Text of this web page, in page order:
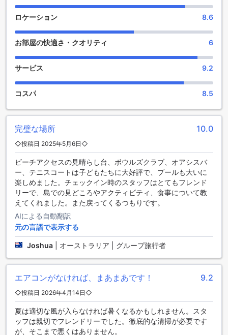
ず、ホテル内のバーは、洗練された雰囲気の中で多彩なドリ
ンクメニューを提供しており、友人や家族と共に楽しい時間
クテルを片手に、リラックスした夜をお楽しみいただけま
す。
また、広々とした庭は、自然の美しさを感じながらリフレッ
シュできるスペースです。緑豊かな環境の中で、静かな時間
ができます。さらに、ゲームルームも完備されており、ビリ
ヤードやテーブルゲームなどで、友人同士で競い合ったり、
テルでは、心温まるエンターテイメント体験を通じて、特別
な思い出を作ることができるでしょう。
パンダナス パームズ ホテルのスポーツ施設
パンダナス パームズ ホテルでは、アクティブな滞在を楽しむ
ための充実したスポーツ施設が揃っています。屋内プール
は、天候に関係なく泳ぎを楽しむことができる快適な空間で
す。リラックスした雰囲気の中で、心地よい水の中で身体を
動かし、リフレッシュすることができます。また、外に出る
と、広々とした屋外プールもあり、日差しを浴びながらのん
びりと過ごしたり、家族や友人と楽しい時間を過ごすことが
できます。
さらに、フィットネスセンターでは、最新のトレーニング機
器が揃い、運動不足を解消するための理想的な環境を提供し
ため、どんなフィットネスレベルの方でも満足できることで
しょう。そして、テニスコートでは、友人や家族と白熱した
試合を楽しむことができ、健康的な競争を通じて絆を深める
ことができます。ビーチも近くにあり、美しい海を眺めなが
らのウォーキングやジョギングもお楽しみいただけます。パ
ンダナス パームズ ホテルで、アクティブで充実したひととき
ロケーション 8.6
お部屋の快適さ・クオリティ 6
サービス 9.2
コスパ 8.5
完璧な場所 10.0
◇投稿日 2025年5月6日◇
ビーチアクセスの見晴らし台、ボウルズクラブ、オアシスバ
ー、テニスコートは子どもたちに大好評で、プールも大いに
楽しめました。チェックイン時のスタッフはとてもフレンド
リーで、島での見どころやアクティビティ、食事について教
えてくれました。また戻ってくるつもりです。
AIによる自動翻訳
元の言語で表示する
Joshua オーストラリア | グループ旅行者
エアコンがなければ、まあまあです！ 9.2
◇投稿日 2026年4月14日◇
夏は適切な風が入らなければ暑くなるかもしれません。スタ
ッフは親切でフレンドリーでした。徹底的な清掃が必要です
が、そこまで悪くはありません。